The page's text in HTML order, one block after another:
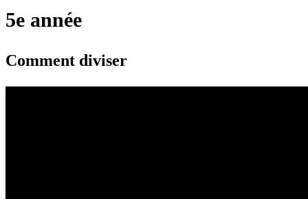
5e année
Comment diviser